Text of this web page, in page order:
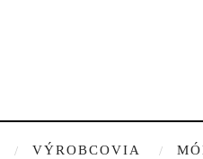
VÝROBCOVIA